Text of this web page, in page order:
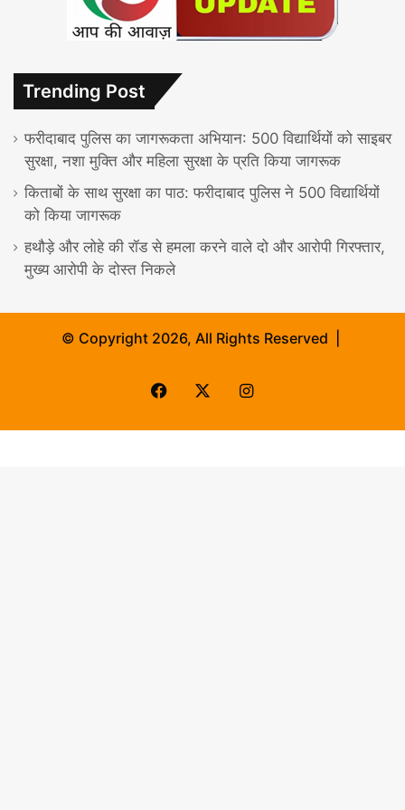
Trending Post
फरीदाबाद पुलिस का जागरूकता अभियान: 500 विद्यार्थियों को साइबर
सुरक्षा, नशा मुक्ति और महिला सुरक्षा के प्रति किया जागरूक
किताबों के साथ सुरक्षा का पाठ: फरीदाबाद पुलिस ने 500 विद्यार्थियों
को किया जागरूक
हथौड़े और लोहे की रॉड से हमला करने वाले दो और आरोपी गिरफ्तार,
मुख्य आरोपी के दोस्त निकले
© Copyright 2026, All Rights Reserved |
Facebook Instagram